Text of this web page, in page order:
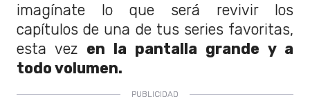
imagínate lo que será revivir los
capítulos de una de tus series favoritas,
esta vez en la pantalla grande y a
todo volumen.